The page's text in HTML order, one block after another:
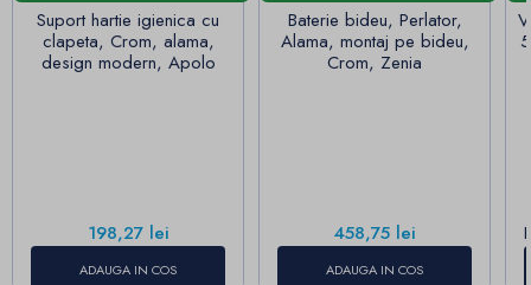
Suport hartie igienica cu
clapeta, Crom, alama,
design modern, Apolo
Pret
198,27 lei
ADAUGA IN COS
Baterie bideu, Perlator,
Alama, montaj pe bideu,
Crom, Zenia
Pret
458,75 lei
ADAUGA IN COS